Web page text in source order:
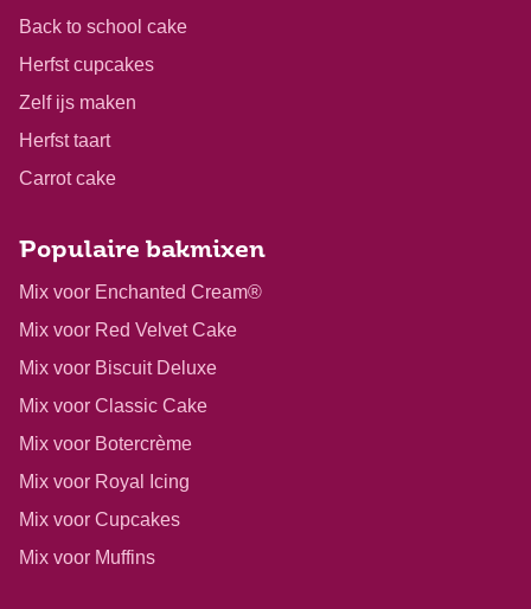
Back to school cake
Herfst cupcakes
Zelf ijs maken
Herfst taart
Carrot cake
Populaire bakmixen
Mix voor Enchanted Cream®
Mix voor Red Velvet Cake
Mix voor Biscuit Deluxe
Mix voor Classic Cake
Mix voor Botercrème
Mix voor Royal Icing
Mix voor Cupcakes
Mix voor Muffins